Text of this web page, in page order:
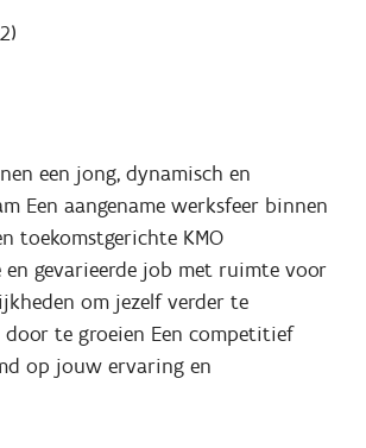
een jong, dynamisch en
Een aangename werksfeer binnen
toekomstgerichte KMO
en gevarieerde job met ruimte voor
om jezelf verder te
te groeien Een competitief
op jouw ervaring en